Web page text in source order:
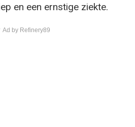
en een ernstige ziekte.
Ad by Refinery89